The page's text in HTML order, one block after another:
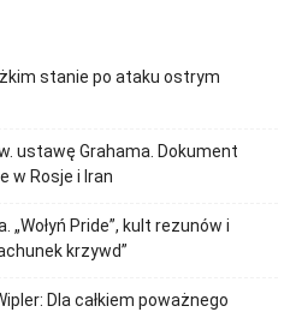
stanie po ataku ostrym
ustawę Grahama. Dokument
w Rosje i Iran
Pride”, kult rezunów i
krzywd”
Dla całkiem poważnego